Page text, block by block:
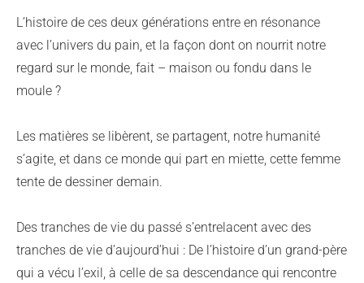
L’histoire de ces deux générations entre en résonance
avec l’univers du pain, et la façon dont on nourrit notre
regard sur le monde, fait – maison ou fondu dans le
moule ?
Les matières se libèrent, se partagent, notre humanité
s’agite, et dans ce monde qui part en miette, cette femme
tente de dessiner demain.
Des tranches de vie du passé s’entrelacent avec des
tranches de vie d’aujourd’hui : De l’histoire d’un grand-père
qui a vécu l’exil, à celle de sa descendance qui rencontre